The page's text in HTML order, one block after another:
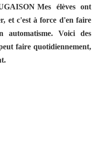
Mes élèves ont
et c'est à force d'en faire
automatisme. Voici des
faire quotidiennement,